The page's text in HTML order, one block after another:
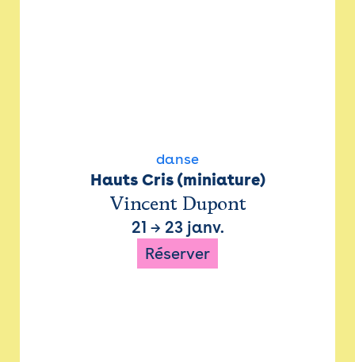
danse
Hauts Cris (miniature)
Vincent Dupont
21 → 23 janv.
Réserver